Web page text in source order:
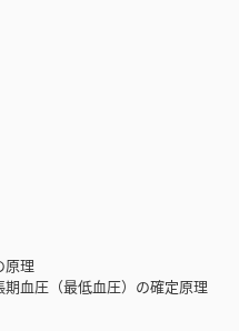
理
圧（最低血圧）の確定原理